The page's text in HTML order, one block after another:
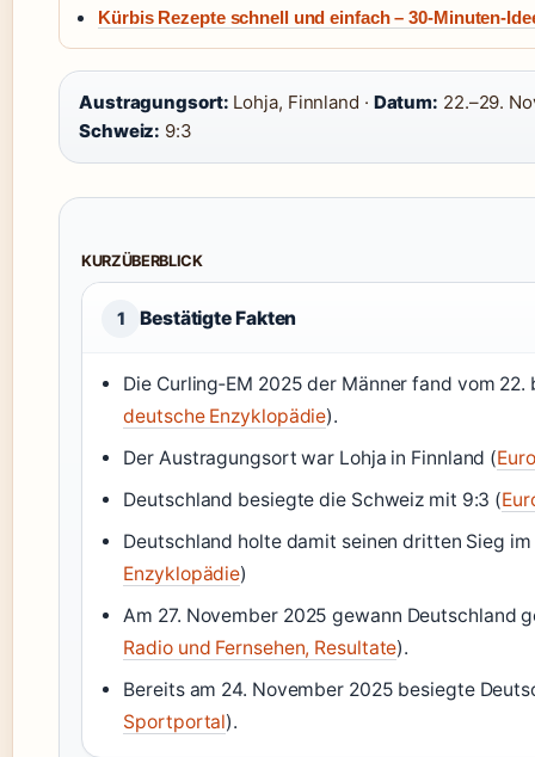
Kürbis Rezepte schnell und einfach – 30-Minuten-
Austragungsort: Lohja, Finnland · Datum: 22.–29.
Schweiz: 9:3
KURZÜBERBLICK
1 Bestätigte Fakten
Die Curling‑EM 2025 der Männer fand vom
deutsche Enzyklopädie).
Der Austragungsort war Lohja in Finnland (
Deutschland besiegte die Schweiz mit 9:3 (
Deutschland holte damit seinen dritten Sieg
Enzyklopädie)
Am 27. November 2025 gewann Deutschland
Radio und Fernsehen, Resultate).
Bereits am 24. November 2025 besiegte
Sportportal).